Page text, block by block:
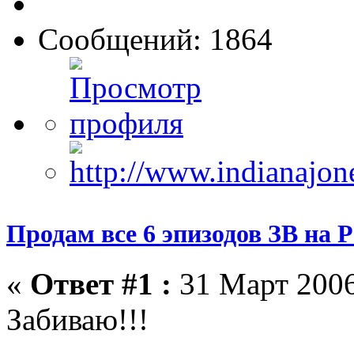
Сообщений: 1864
Продам все 6 эпизодов ЗВ на
« Ответ #1 : 31 Март
Забиваю!!!